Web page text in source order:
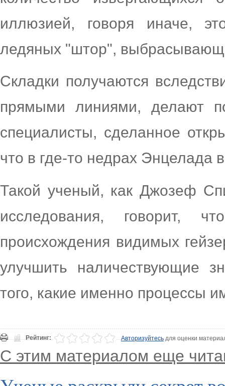
иллюзией, говоря иначе,
ледяных "штор",
Складки получаются
прямыми линиями, делают
специалисты, сделанное
что в где-то недрах Энцелада
Такой ученый, как Джозеф
исследования, говорит,
происхождения видимых
улучшить наличествующие
того, какие именно процессы
Рейтинг: Авторизуйтесьдля оценки
С этим материалом еще